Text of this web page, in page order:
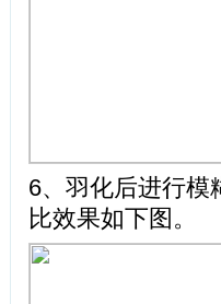
6、羽化后进行模
比效果如下图。